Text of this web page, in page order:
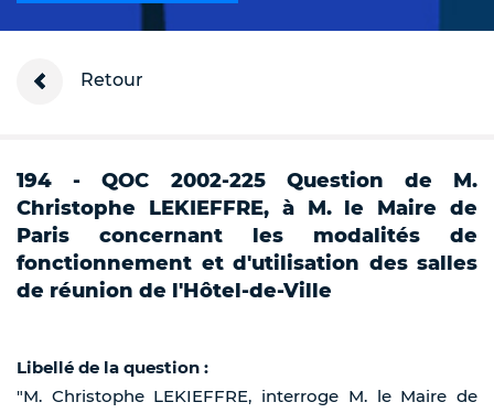
Retour
194 - QOC 2002-225 Question de M.
Christophe LEKIEFFRE, à M. le Maire de
Paris concernant les modalités de
fonctionnement et d'utilisation des salles
de réunion de l'Hôtel-de-Ville
Libellé de la question :
"M. Christophe LEKIEFFRE, interroge M. le Maire de